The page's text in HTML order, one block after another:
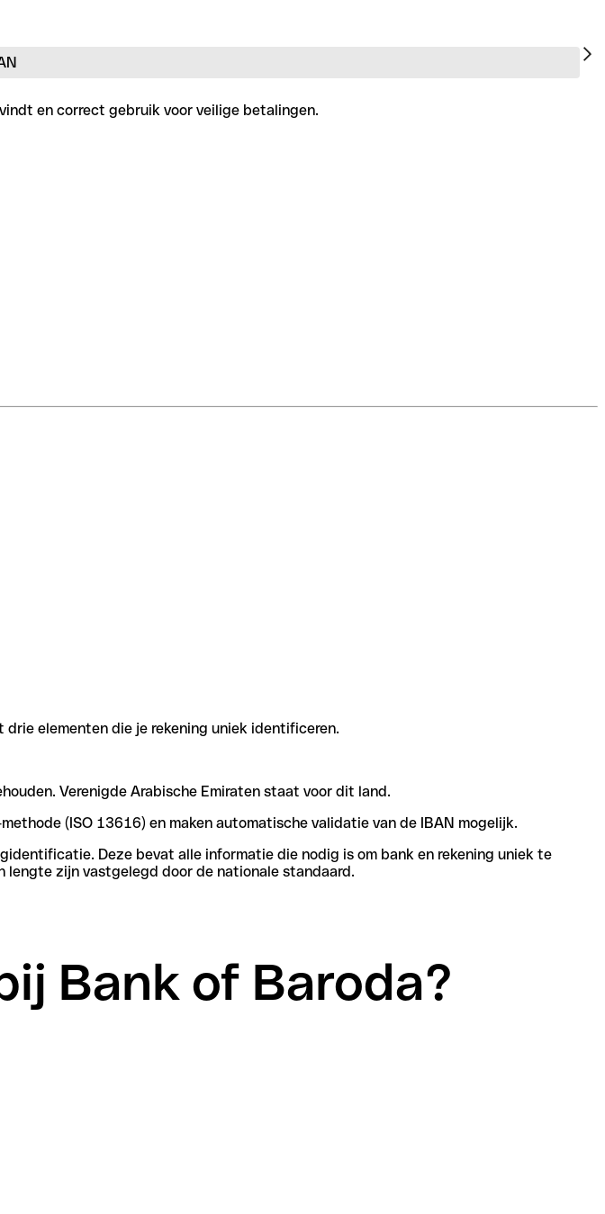
en correct gebruik voor veilige betalingen.
elementen die je rekening uniek identificeren.
Verenigde Arabische Emiraten staat voor dit land.
(ISO 13616) en maken automatische validatie van de IBAN mogelijk.
Deze bevat alle informatie die nodig is om bank en rekening uniek te
lengte zijn vastgelegd door de nationale standaard.
Bank of Baroda?